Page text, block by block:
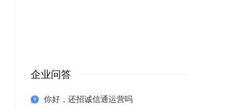
企业问答
你好，还招诚信通运营吗